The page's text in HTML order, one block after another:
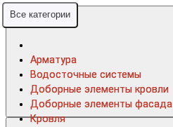
Все категории
Арматура
Водосточные системы
Доборные элементы кровли
Доборные элементы фасада
Кровля
Все категории
Арматура
Водосточные системы
Доборные элементы кровли
Доборные элементы фасада
Кровля